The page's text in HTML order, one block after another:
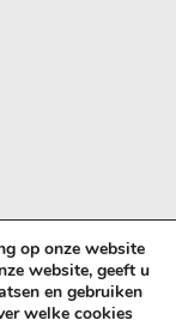
byMplusKASSA
op onze website
website, geeft u
en gebruiken
welke cookies